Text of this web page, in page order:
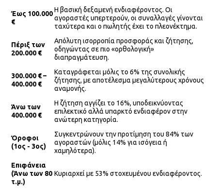
Έως 100.000
€
Η βασική δεξαμενή ενδιαφέροντος. Οι
αγοραστές υπερτερούν, οι συναλλαγές γίνονται
ταχύτερα και ο πωλητής έχει το πλεονέκτημα.
Πέριξ των
200.000 €
Απόλυτη ισορροπία προσφοράς και ζήτησης,
οδηγώντας σε πιο «ορθολογική»
διαπραγμάτευση.
300.000 € –
400.000 €
Καταγράφεται μόλις το 6% της συνολικής
ζήτησης, με αποτέλεσμα μεγαλύτερους χρόνους
αναμονής.
Άνω των
400.000 €
Η ζήτηση αγγίζει το 16%, υποδεικνύοντας
επιλεκτικό αλλά υπαρκτό ενδιαφέρον στην
ανώτερη κατηγορία.
Όροφοι
(1ος - 3ος)
Συγκεντρώνουν την προτίμηση του 84% των
αγοραστών (μόλις 14% για ισόγεια ή
χαμηλότερα).
Επιφάνεια
(Άνω των 80
τ.μ.)
Κυριαρχεί με 53% στοχευμένου ενδιαφέροντος.